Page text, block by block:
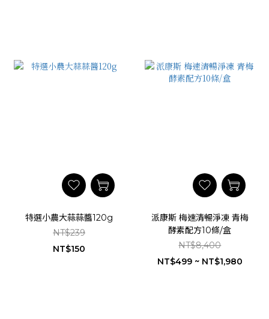
特選小農大蒜蒜醬120g
NT$239
NT$150
派康斯 梅速清暢淨凍 青梅
酵素配方10條/盒
NT$8,400
NT$499 ~ NT$1,980